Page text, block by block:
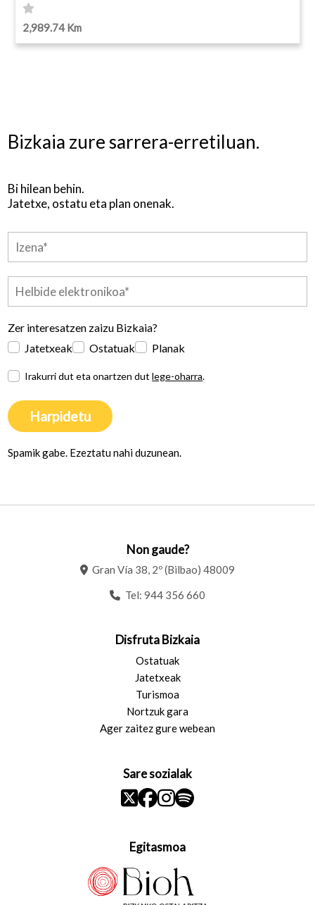
2,989.74 Km
Bizkaia zure sarrera-erretiluan.
Bi hilean behin.
Jatetxe, ostatu eta plan onenak.
Zer interesatzen zaizu Bizkaia?
Jatetxeak
Ostatuak Planak
Irakurri dut eta onartzen dutlege-oharra.
Harpidetu
Spamik gabe. Ezeztatu nahi duzunean.
Non gaude?
Gran Vía 38, 2º (Bilbao) 48009
Tel: 944 356 660
Disfruta Bizkaia
Ostatuak
Jatetxeak
Turismoa
Nortzuk gara
Ager zaitez gure webean
Sare sozialak
Egitasmoa